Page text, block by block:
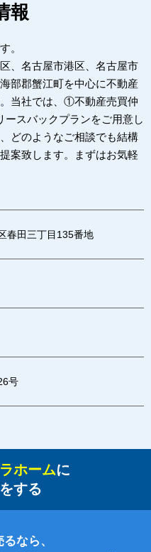
報
。
、名古屋市港区、名古屋市
部郡蟹江町を中心に不動産
当社では、①不動産売買仲
スバックプランをご用意し
どのようなご相談でも結構
案致します。まずはお気軽
春田三丁目135番地
号
ホームに
する
なら、